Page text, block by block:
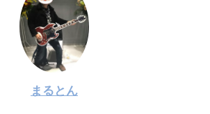
まるとん